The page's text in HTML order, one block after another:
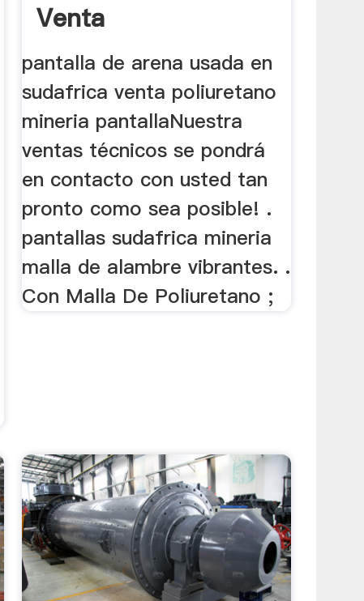
Venta
pantalla de arena usada en
sudafrica venta poliuretano
mineria pantallaNuestra
ventas técnicos se pondrá
en contacto con usted tan
pronto como sea posible! .
pantallas sudafrica mineria
malla de alambre vibrantes. .
Con Malla De Poliuretano ;